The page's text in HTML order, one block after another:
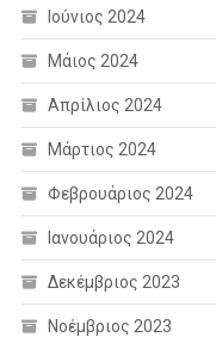
Ιούνιος 2024
Μάιος 2024
Απρίλιος 2024
Μάρτιος 2024
Φεβρουάριος 2024
Ιανουάριος 2024
Δεκέμβριος 2023
Νοέμβριος 2023